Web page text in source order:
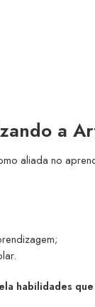
a
aliada no
habilidades